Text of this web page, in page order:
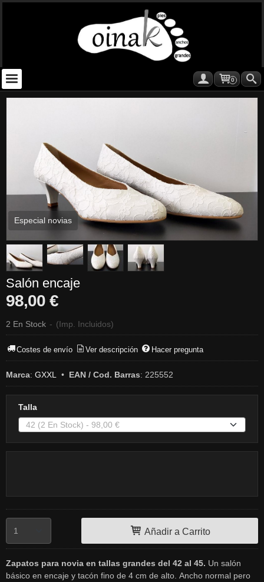
0
Especial novias
Salón encaje
98,00 €
2 En Stock - (Imp. Incluidos)
Costes de envío Ver descripción Hacer pregunta
Marca: GXXL • EAN / Cod. Barras: 225552
Talla
Añadir a Carrito
Zapatos para novia en tallas grandes del 42 al 45. Un salón
básico en encaje y tacón fino de 4 cm de alto. Ancho normal pero